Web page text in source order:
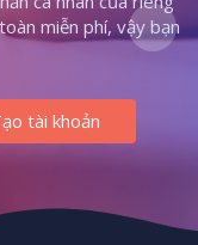
miễn phí, vậy bạn
tài khoản